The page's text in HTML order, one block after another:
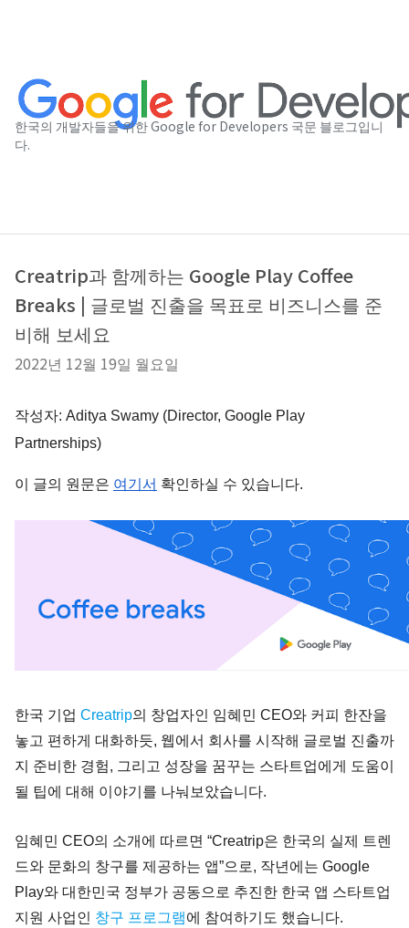
한국의 개발자들을 위한 Google for Developers 국문 블로그입니
다.
Creatrip과 함께하는 Google Play Coffee
Breaks | 글로벌 진출을 목표로 비즈니스를 준
비해 보세요
2022년 12월 19일 월요일
작성자: Aditya Swamy (Director, Google Play
Partnerships)
이 글의 원문은 여기서 확인하실 수 있습니다.
한국 기업 Creatrip의 창업자인 임혜민 CEO와 커피 한잔을
놓고 편하게 대화하듯, 웹에서 회사를 시작해 글로벌 진출까
지 준비한 경험, 그리고 성장을 꿈꾸는 스타트업에게 도움이
될 팁에 대해 이야기를 나눠보았습니다.
임혜민 CEO의 소개에 따르면 “Creatrip은 한국의 실제 트렌
드와 문화의 창구를 제공하는 앱”으로, 작년에는 Google
Play와 대한민국 정부가 공동으로 추진한 한국 앱 스타트업
지원 사업인 창구 프로그램에 참여하기도 했습니다.